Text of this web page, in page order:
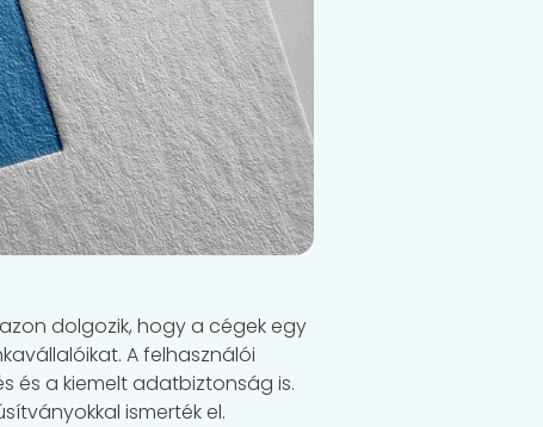
dolgozik, hogy a cégek egy
A felhasználói
és a kiemelt adatbiztonság is.
ismerték el.